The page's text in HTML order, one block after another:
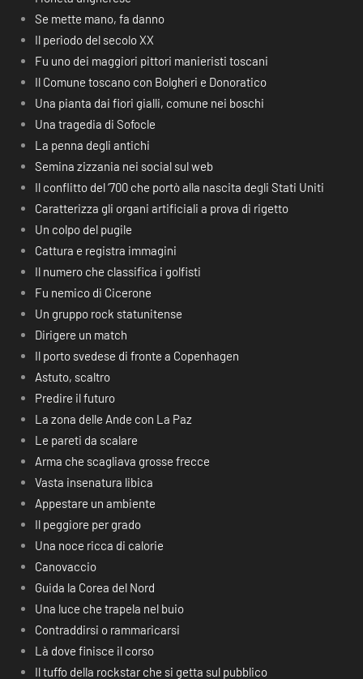
Se mette mano, fa danno
Il periodo del secolo XX
Fu uno dei maggiori pittori manieristi toscani
Il Comune toscano con Bolgheri e Donoratico
Una pianta dai fiori gialli, comune nei boschi
Una tragedia di Sofocle
La penna degli antichi
Semina zizzania nei social sul web
Il conflitto del ‘700 che portò alla nascita degli Stati Uniti
Caratterizza gli organi artificiali a prova di rigetto
Un colpo del pugile
Cattura e registra immagini
Il numero che classifica i golfisti
Fu nemico di Cicerone
Un gruppo rock statunitense
Dirigere un match
Il porto svedese di fronte a Copenhagen
Astuto, scaltro
Predire il futuro
La zona delle Ande con La Paz
Le pareti da scalare
Arma che scagliava grosse frecce
Vasta insenatura libica
Appestare un ambiente
Il peggiore per grado
Una noce ricca di calorie
Canovaccio
Guida la Corea del Nord
Una luce che trapela nel buio
Contraddirsi o rammaricarsi
Là dove finisce il corso
Il tuffo della rockstar che si getta sul pubblico